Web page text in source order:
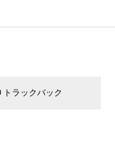
トラックバック